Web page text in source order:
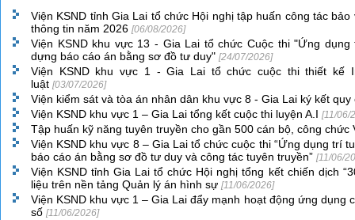
Viện KSND tỉnh Gia Lai tổ chức Hội nghị tập huấn công tác
thông tin năm 2026 [06/08/2026]
Viện KSND khu vực 13 - Gia Lai tổ chức Cuộc thi "Ứng
dựng báo cáo án bằng sơ đồ tư duy" [24/07/2026]
Viện KSND khu vực 1 - Gia Lai tổ chức cuộc thi thiết kế
luật [03/07/2026]
Viện kiểm sát và tòa án nhân dân khu vực 8 - Gia Lai ký kết
Viện KSND khu vực 1 – Gia Lai tổng kết cuộc thi luyện A.I [11/06/
Tập huấn kỹ năng tuyên truyền cho gần 500 cán bộ, công chức
Viện KSND khu vực 8 – Gia Lai tổ chức cuộc thi “Ứng dụng trí
báo cáo án bằng sơ đồ tư duy và công tác tuyên truyền” [11/06/
Viện KSND tỉnh Gia Lai tổ chức Hội nghị tổng kết chiến dịch
liệu trên nền tảng Quản lý án hình sự [11/06/2026]
Viện KSND khu vực 1 – Gia Lai đẩy mạnh hoạt động ứng dụng
số [11/06/2026]